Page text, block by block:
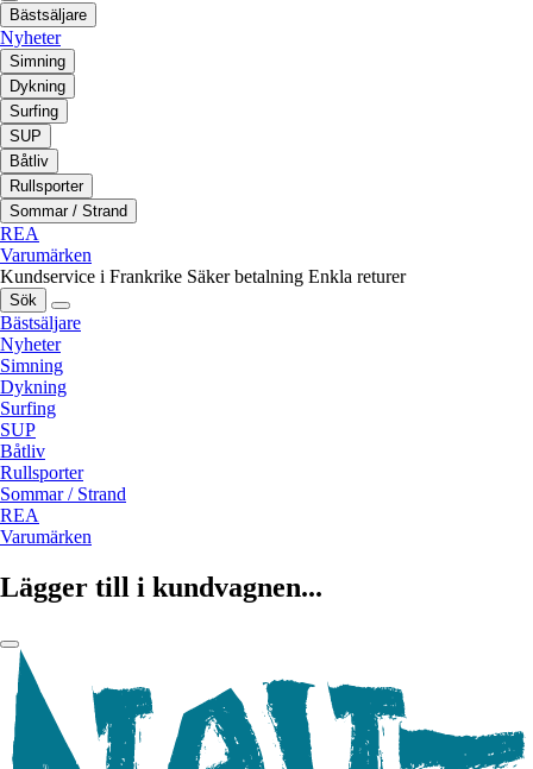
Bästsäljare
Nyheter
Simning
Dykning
Surfing
SUP
Båtliv
Rullsporter
Sommar / Strand
REA
Varumärken
Kundservice i Frankrike Säker betalning Enkla returer
Sök
Bästsäljare
Nyheter
Simning
Dykning
Surfing
SUP
Båtliv
Rullsporter
Sommar / Strand
REA
Varumärken
Lägger till i kundvagnen...